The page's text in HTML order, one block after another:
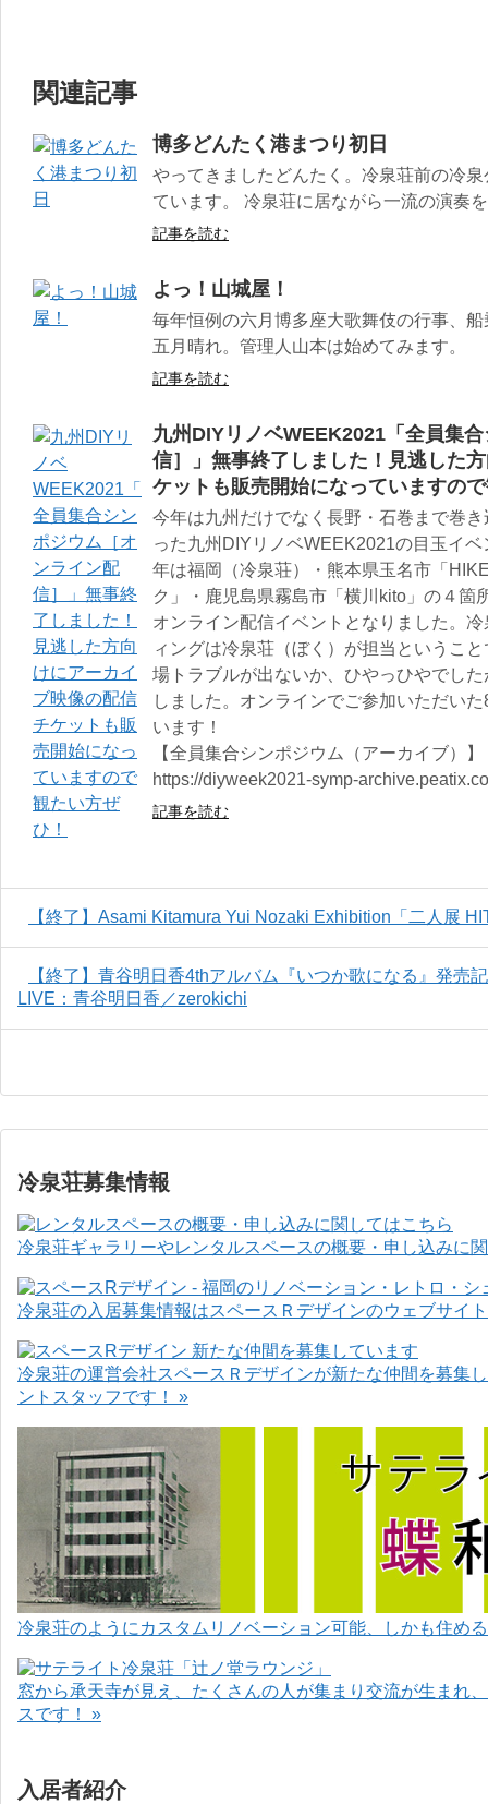
関連記事
博多どんたく港まつり初日
やってきましたどんたく。冷泉荘前の冷
ています。 冷泉荘に居ながら一流の演奏
記事を読む
よっ！山城屋！
毎年恒例の六月博多座大歌舞伎の行事、
五月晴れ。管理人山本は始めてみます。
記事を読む
九州DIYリノベWEEK2021「全員集
信］」無事終了しました！見逃した
ケットも販売開始になっていますの
今年は九州だけでなく長野・石巻まで巻
った九州DIYリノベWEEK2021の目玉イ
年は福岡（冷泉荘）・熊本県玉名市「
ク」・鹿児島県霧島市「横川kito」の４箇
オンライン配信イベントとなりました。
ィングは冷泉荘（ぼく）が担当というこ
場トラブルが出ないか、ひやっひやでし
しました。オンラインでご参加いただい
います！
【全員集合シンポジウム（アーカイブ）】
https://diyweek2021-symp-
記事を読む
【終了】Asami Kitamura Yui Nozaki Exhibition「二人展
【終了】青谷明日香4thアルバム『いつか歌になる』発
LIVE：青谷明日香／zerokichi
冷泉荘募集情報
冷泉荘ギャラリーやレンタルスペースの概要・申し込みに
冷泉荘の入居募集情報はスペースＲデザインのウェブサイ
冷泉荘の運営会社スペースＲデザインが新たな仲間を募集
ントスタッフです！ »
冷泉荘のようにカスタムリノベーション可能、しかも住め
窓から承天寺が見え、たくさんの人が集まり交流が生まれ
スです！ »
入居者紹介